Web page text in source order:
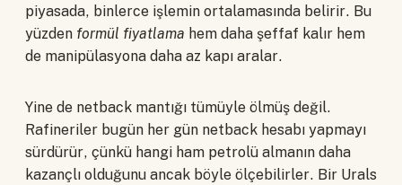
piyasada, binlerce işlemin ortalamasında belirir. Bu
yüzden formül fiyatlama hem daha şeffaf kalır hem
de manipülasyona daha az kapı aralar.
Yine de netback mantığı tümüyle ölmüş değil.
Rafineriler bugün her gün netback hesabı yapmayı
sürdürür, çünkü hangi ham petrolü almanın daha
kazançlı olduğunu ancak böyle ölçebilirler. Bir Urals